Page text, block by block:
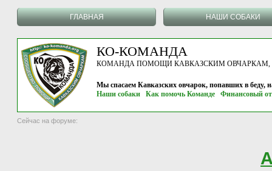
ГЛАВНАЯ НАШИ СОБАКИ
КО-КОМАНДА
КОМАНДА ПОМОЩИ КАВКАЗСКИМ ОВЧАРКАМ, г.
Мы спасаем Кавказских овчарок, попавших в беду,
Наши собаки
Как помочь Команде Финансовый
Сейчас на форуме: